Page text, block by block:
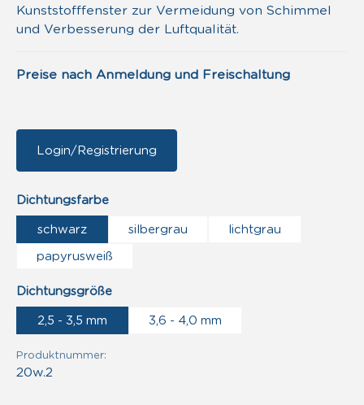
Kunststofffenster zur Vermeidung von Schimmel
und Verbesserung der Luftqualität.
Preise nach Anmeldung und Freischaltung
Login/Registrierung
Dichtungsfarbeauswählen
schwarz silbergrau
lichtgrau
papyrusweiß
Dichtungsgrößeauswählen
2,5 - 3,5 mm 3,6 - 4,0 mm
Produktnummer:
20w.2